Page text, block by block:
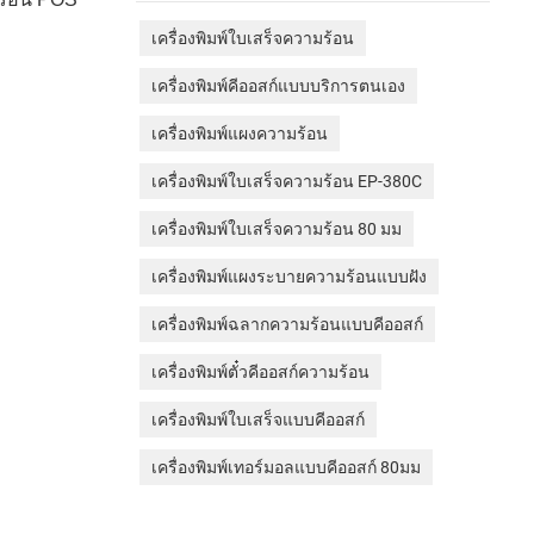
เครื่องพิมพ์ใบเสร็จความร้อน
เครื่องพิมพ์คีออสก์แบบบริการตนเอง
เครื่องพิมพ์แผงความร้อน
เครื่องพิมพ์ใบเสร็จความร้อน EP-380C
เครื่องพิมพ์ใบเสร็จความร้อน 80 มม
เครื่องพิมพ์แผงระบายความร้อนแบบฝัง
เครื่องพิมพ์ฉลากความร้อนแบบคีออสก์
เครื่องพิมพ์ตั๋วคีออสก์ความร้อน
เครื่องพิมพ์ใบเสร็จแบบคีออสก์
เครื่องพิมพ์เทอร์มอลแบบคีออสก์ 80มม